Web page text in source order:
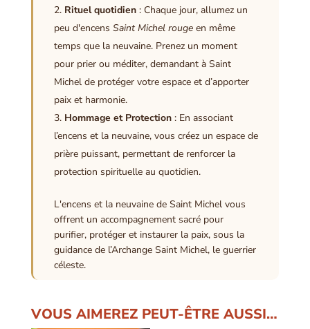
Rituel quotidien: Chaque jour, allumez un
peu d'encens Saint Michel rougeen même
temps que la neuvaine. Prenez un moment
pour prier ou méditer, demandant à Saint
Michel de protéger votre espace et d’apporter
paix et harmonie.
Hommage et Protection: En associant
l’encens et la neuvaine, vous créez un espace de
prière puissant, permettant de renforcer la
protection spirituelle au quotidien.
L'encens et la neuvaine de Saint Michel vous
offrent un accompagnement sacré pour
purifier, protéger et instaurer la paix, sous la
guidance de l’Archange Saint Michel, le guerrier
céleste.
VOUS AIMEREZ PEUT-ÊTRE AUSSI…